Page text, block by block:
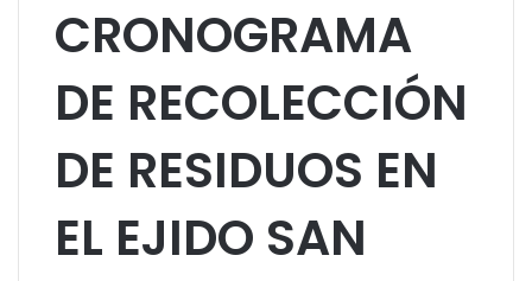
CRONOGRAMA
DE RECOLECCIÓN
DE RESIDUOS EN
EL EJIDO SAN